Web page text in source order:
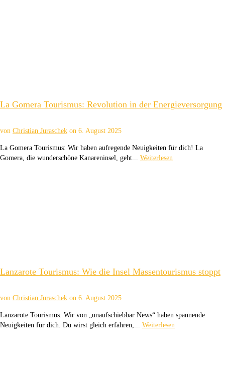
La Gomera Tourismus: Revolution in der Energieversorgung
von Christian Juraschek on 6. August 2025
La Gomera Tourismus: Wir haben aufregende Neuigkeiten für dich! La
Gomera, die wunderschöne Kanareninsel, geht... Weiterlesen
Lanzarote Tourismus: Wie die Insel Massentourismus stoppt
von Christian Juraschek on 6. August 2025
Lanzarote Tourismus: Wir von „unaufschiebbar News“ haben spannende
Neuigkeiten für dich. Du wirst gleich erfahren,... Weiterlesen